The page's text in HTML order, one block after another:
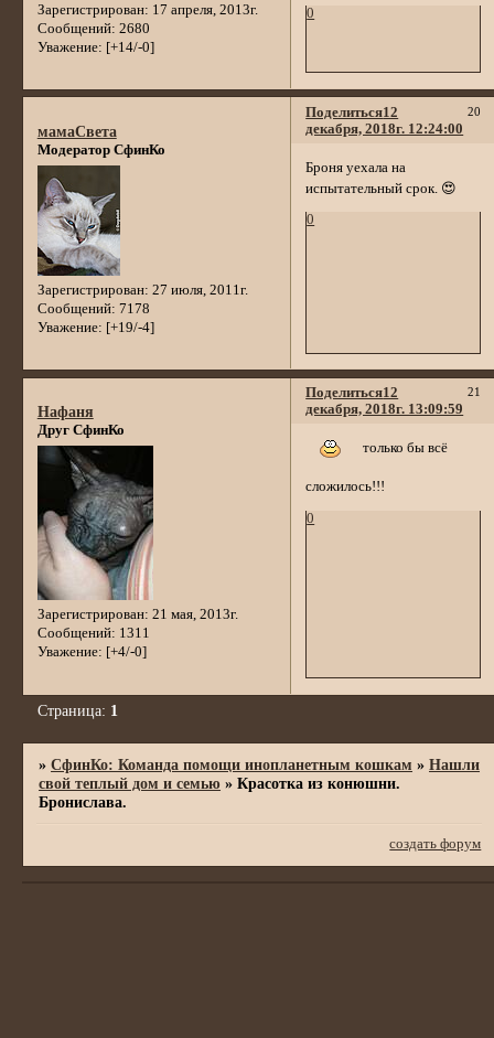
Зарегистрирован: 17 апреля, 2013г.
Сообщений: 2680
Уважение: [+14/-0]
0
Поделиться 20
12
декабря, 2018г. 12:24:00
мамаСвета
Модератор СфинКо
Зарегистрирован: 27 июля, 2011г.
Сообщений: 7178
Уважение: [+19/-4]
Броня уехала на
испытательный срок. 😍
0
Поделиться 21
12
декабря, 2018г. 13:09:59
Нафаня
Друг СфинКо
Зарегистрирован: 21 мая, 2013г.
Сообщений: 1311
Уважение: [+4/-0]
только бы всё
сложилось!!!
0
Страница: 1
»СфинКо: Команда помощи инопланетным кошкам »Нашли
свой теплый дом и семью »Красотка из конюшни.
Бронислава.
создать форум